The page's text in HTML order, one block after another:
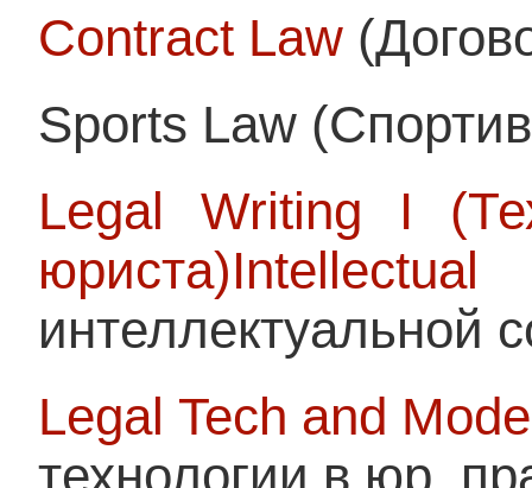
Contract Law
Sports Law
Legal Writing I
юриста)
интеллектуальной
Legal Tech and
технологии в юр.